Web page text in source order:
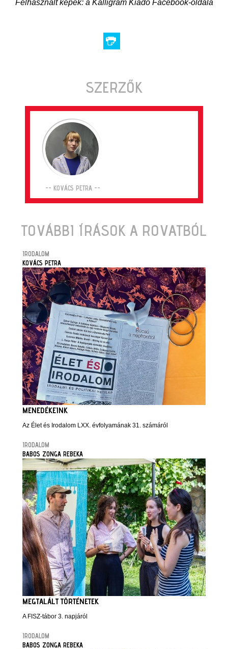
Felhasznált képek: a Kalligram Kiadó Facebook-oldala
SZERZŐK
-- KOVÁCS PETRA --
TOVÁBBI ÍRÁSOK A ROVATBÓL
IRODALOM
KOVÁCS PETRA
MENEDÉKEINK
Az Élet és Irodalom LXX. évfolyamának 31. számáról
IRODALOM
BABOS ZONGA REBEKA
MEGTALÁLT TÖRTÉNETEK
A FISZ-tábor 3. napjáról
IRODALOM
BABOS ZONGA REBEKA